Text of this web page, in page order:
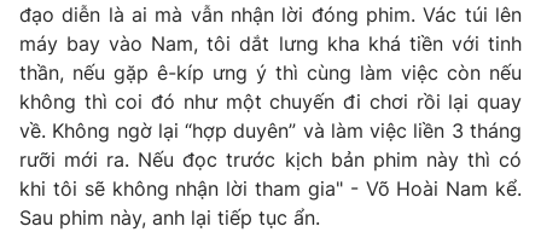
đạo diễn là ai mà vẫn nhận lời đóng phim. Vác túi lên
máy bay vào Nam, tôi dắt lưng kha khá tiền với tinh
thần, nếu gặp ê-kíp ưng ý thì cùng làm việc còn nếu
không thì coi đó như một chuyến đi chơi rồi lại quay
về. Không ngờ lại “hợp duyên” và làm việc liền 3 tháng
rưỡi mới ra. Nếu đọc trước kịch bản phim này thì có
khi tôi sẽ không nhận lời tham gia" - Võ Hoài Nam kể.
Sau phim này, anh lại tiếp tục ẩn.